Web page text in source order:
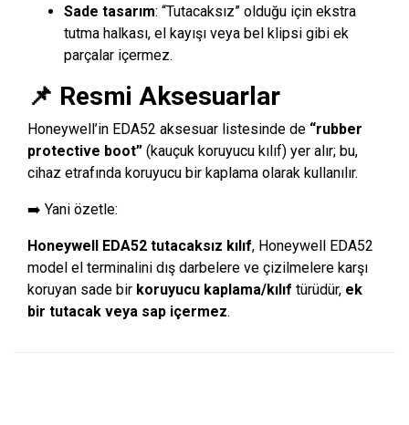
Sade tasarım: “Tutacaksız” olduğu için ekstra
tutma halkası, el kayışı veya bel klipsi gibi ek
parçalar içermez.
📌 Resmi Aksesuarlar
Honeywell’in EDA52 aksesuar listesinde de “rubber
protective boot” (kauçuk koruyucu kılıf) yer alır; bu,
cihaz etrafında koruyucu bir kaplama olarak kullanılır.
➡️ Yani özetle:
Honeywell EDA52 tutacaksız kılıf, Honeywell EDA52
model el terminalini dış darbelere ve çizilmelere karşı
koruyan sade bir koruyucu kaplama/kılıf türüdür, ek
bir tutacak veya sap içermez.